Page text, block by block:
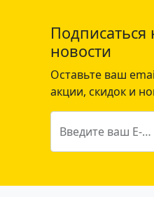
новости
Оставьте ваш
акции, скидок и
Введите ваш E-mail